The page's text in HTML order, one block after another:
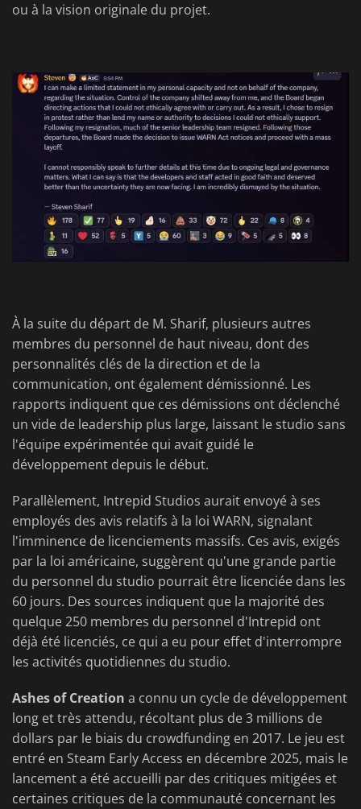
ou à la vision originale du projet.
À la suite du départ de M. Sharif, plusieurs autres
membres du personnel de haut niveau, dont des
personnalités clés de la direction et de la
communication, ont également démissionné. Les
rapports indiquent que ces démissions ont déclenché
un vide de leadership plus large, laissant le studio sans
l'équipe expérimentée qui avait guidé le
développement depuis le début.
Parallèlement, Intrepid Studios aurait envoyé à ses
employés des avis relatifs à la loi WARN, signalant
l'imminence de licenciements massifs. Ces avis, exigés
par la loi américaine, suggèrent qu'une grande partie
du personnel du studio pourrait être licenciée dans les
60 jours. Des sources indiquent que la majorité des
quelque 250 membres du personnel d'Intrepid ont
déjà été licenciés, ce qui a eu pour effet d'interrompre
les activités quotidiennes du studio.
Ashes of Creation a connu un cycle de développement
long et très attendu, récoltant plus de 3 millions de
dollars par le biais du crowdfunding en 2017. Le jeu est
entré en Steam Early Access en décembre 2025, mais le
lancement a été accueilli par des critiques mitigées et
certaines critiques de la communauté concernant les